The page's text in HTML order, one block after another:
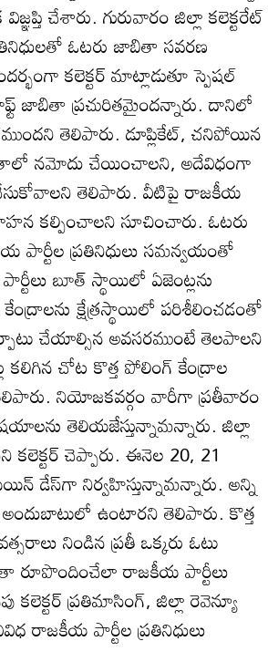
చేశారు. గురువారం జిల్లా కలెక్టరేట్‌
ఓటరు జాబితా సవరణ
కలెక్టర్‌ మాట్లాడుతూ స్పెషల్‌
జాబితా ప్రచురితమైందన్నారు. దానిలో
తెలిపారు. డూప్లికేట్‌, చనిపోయిన
నమోదు చేయించాలని, అదేవిధంగా
చేసుకోవాలని తెలిపారు. వీటిపై రాజకీయ
కల్పించాలని సూచించారు. ఓటరు
పార్టీల ప్రతినిధులు సమన్వయంతో
బూత్‌ స్థాయిలో ఏజెంట్లను
క్షేత్రస్థాయిలో పరిశీలించడంతో
చేయాల్సిన అవసరముంటే తెలపాలని
కలిగిన చోట కొత్త పోలింగ్‌ కేంద్రాల
నియోజకవర్గం వారీగా ప్రతీవారం
తెలియజేస్తున్నామన్నారు. జిల్లా
చెప్పారు. ఈనెల 20, 21
డేస్‌గా నిర్వహిస్తున్నామన్నారు. అన్ని
ఉంటారని తెలిపారు. కొత్త
నిండిన ప్రతీ ఒక్కరు ఓటు
రూపొందించేలా రాజకీయ పార్టీలు
ప్రతిమాసింగ్‌, జిల్లా రెవెన్యూ
రాజకీయ పార్టీల ప్రతినిధులు